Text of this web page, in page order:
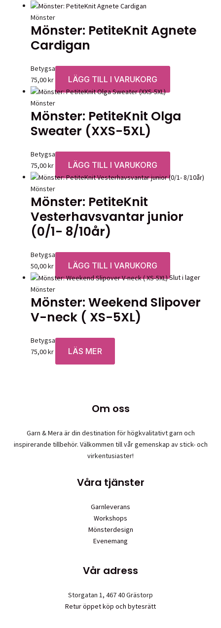
Mönster
Mönster: PetiteKnit Agnete
Cardigan
Betygsatt0av 5
75,00kr LÄGG TILL I VARUKORG
Mönster
Mönster: PetiteKnit Olga
Sweater (XXS-5XL)
Betygsatt0av 5
75,00kr LÄGG TILL I VARUKORG
Mönster
Mönster: PetiteKnit
Vesterhavsvantar junior
(0/1- 8/10år)
Betygsatt0av 5
50,00kr LÄGG TILL I VARUKORG
Slut i lager
Mönster
Mönster: Weekend Slipover
V-neck ( XS-5XL)
Betygsatt0av 5
75,00kr LÄS MER
Om oss
Garn & Mera är din destination för högkvalitativt garn och
inspirerande tillbehör. Välkommen till vår gemenskap av stick- och
virkentusiaster!
Våra tjänster
Garnleverans
Workshops
Mönsterdesign
Evenemang
Vår adress
Storgatan 1, 467 40 Grästorp
Retur öppet köp och bytesrätt